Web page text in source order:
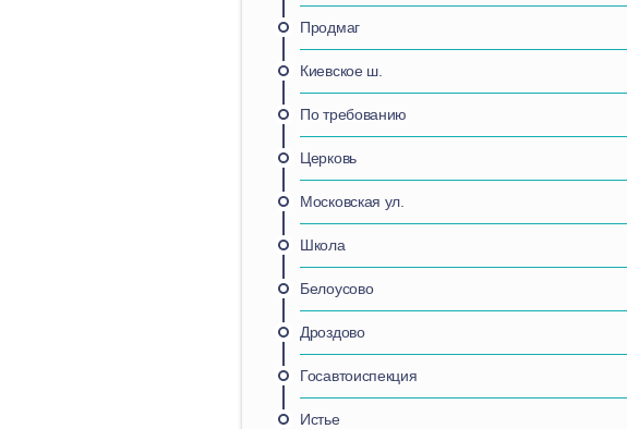
Продмаг
Киевское ш.
По требованию
Церковь
Московская ул.
Школа
Белоусово
Дроздово
Госавтоиспекция
Истье